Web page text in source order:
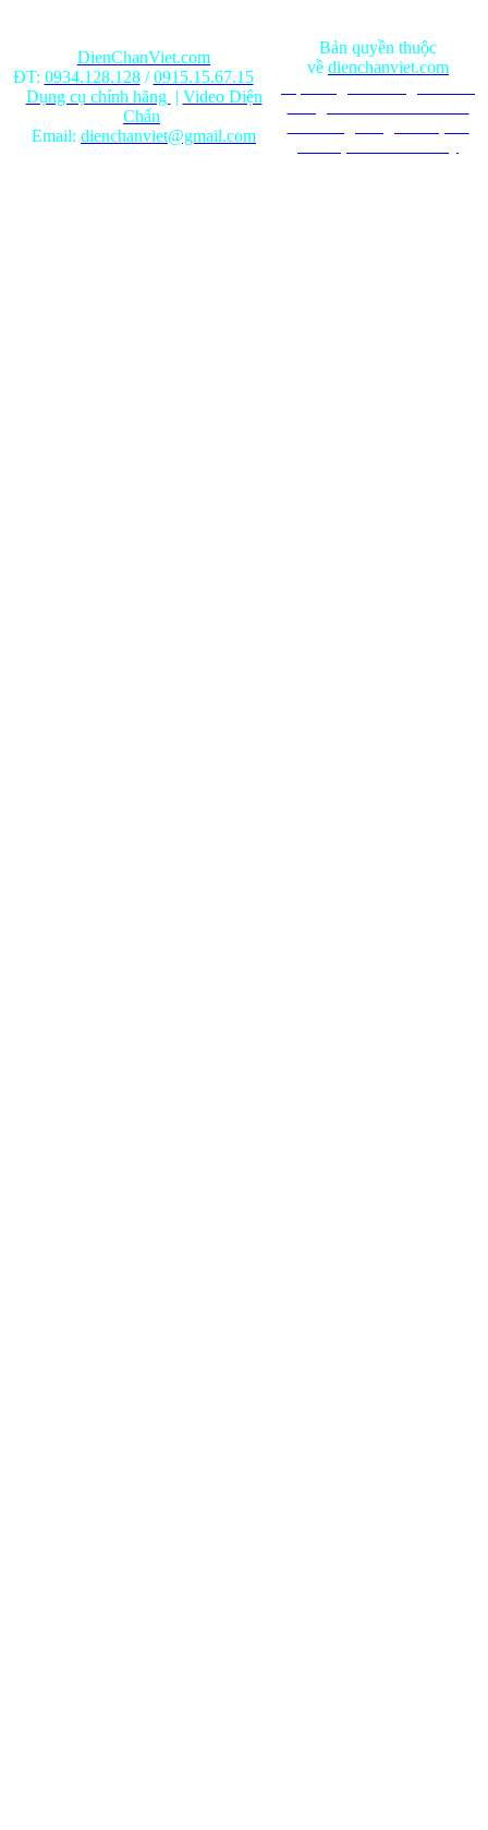
DienChanViet.com
ĐT: 0934.128.128/0915.15.67.15
Dụng cụ chính hãng | Video Diện
Chẩn
Email: dienchanviet@gmail.com
Bản quyền thuộc
về dienchanviet.com